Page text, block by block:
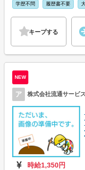
学歴不問 履歴書不要
キープする
NEW
ア 株式会社流通サービ
時給1,350円